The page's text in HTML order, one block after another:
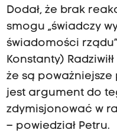
Dodał, że brak
smogu „świadczy
świadomości
Konstanty)
że są poważniejsze
jest argument do
zdymisjonować w
– powiedział Petru.